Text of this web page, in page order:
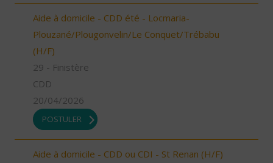
Aide à domicile - CDD été - Locmaria-
Plouzané/Plougonvelin/Le Conquet/Trébabu
(H/F)
29 - Finistère
CDD
20/04/2026
POSTULER
Aide à domicile - CDD ou CDI - St Renan (H/F)